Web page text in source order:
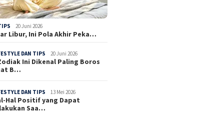
20 Juni 2026
Libur, Ini Pola Akhir Peka…
DAN TIPS 20 Juni 2026
Ini Dikenal Paling Boros
B…
DAN TIPS 13 Mei 2026
Hal Positif yang Dapat
Saa…